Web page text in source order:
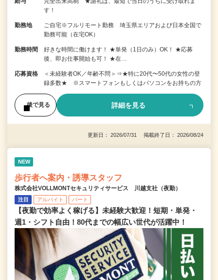
す！
勤務地
ご自宅※フルリモート勤務 埼玉県エリアおよび日本全国で
勤務可能（在宅OK）
勤務時間
好きな時間に働けます！ ★単発（1日のみ）OK！ ★応募
後、即お仕事開始も可！ ★在…
応募資格
＜未経験者OK／年齢不問＞⇒★特に20代〜50代の女性の登
録多数★ ※スマートフォンもしくはパソコンをお持ちの方
後で見る 詳細を見る
更新日： 2026/07/31 掲載終了日： 2026/08/24
NEW
歩行者へ案内・誘導スタッフ
株式会社VOLLMONTセキュリティサービス 川越支社（夜勤）
注目 アルバイト パート
【夜勤で効率よく稼げる】未経験大歓迎！短期・単発・
週1・シフト自由！80代までの幅広い世代が活躍中！